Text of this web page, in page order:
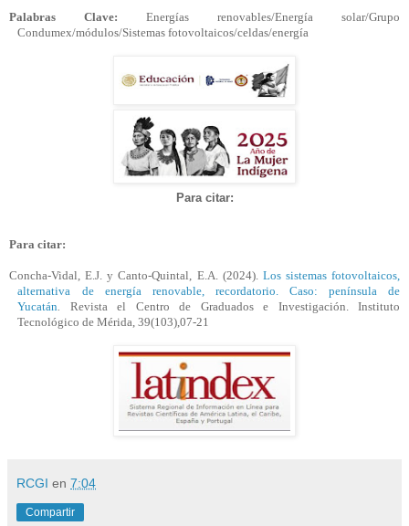
Palabras Clave: Energías renovables/Energía solar/Grupo
Condumex/módulos/Sistemas fotovoltaicos/celdas/energía
Para citar:
Para citar:
Concha-Vidal, E.J. y Canto-Quintal, E.A. (2024). Los sistemas fotovoltaicos,
alternativa de energía renovable, recordatorio. Caso: península de
Yucatán. Revista el Centro de Graduados e Investigación. Instituto
Tecnológico de Mérida, 39(103),07-21
RCGI en 7:04
Compartir